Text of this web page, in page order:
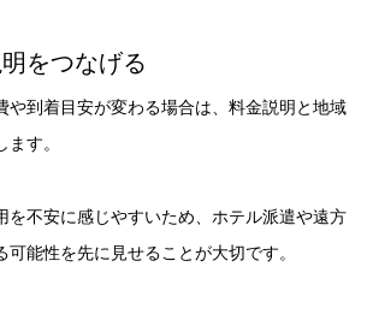
をつなげる
や到着目安が変わる場合は、料金説明と地域
す。
を不安に感じやすいため、ホテル派遣や遠方
能性を先に見せることが大切です。